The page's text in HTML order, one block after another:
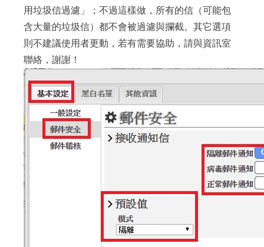
用垃圾信過濾」；不過這樣做，所有的信（可能包
含大量的垃圾信）都不會被過濾與攔截。其它選項
則不建議使用者更動，若有需要協助，請與資訊室
聯絡，謝謝！